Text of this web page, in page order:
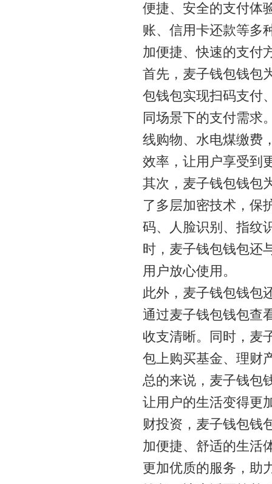
便捷、安全的支付体
账、信用卡还款等多
加便捷、快速的支付
首先，麦子钱包钱包
包钱包实现扫码支付
同场景下的支付需求
线购物、水电煤缴费
效率，让用户享受到
其次，麦子钱包钱包
了多层加密技术，保
码、人脸识别、指纹
时，麦子钱包钱包还
用户放心使用。
此外，麦子钱包钱包
通过麦子钱包钱包查
收支清晰。同时，麦
包上购买基金、理财
总的来说，麦子钱包
让用户的生活变得更
财投资，麦子钱包钱
加便捷、舒适的生活
更加优质的服务，助